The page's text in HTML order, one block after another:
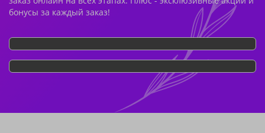
бонусы за каждый заказ!